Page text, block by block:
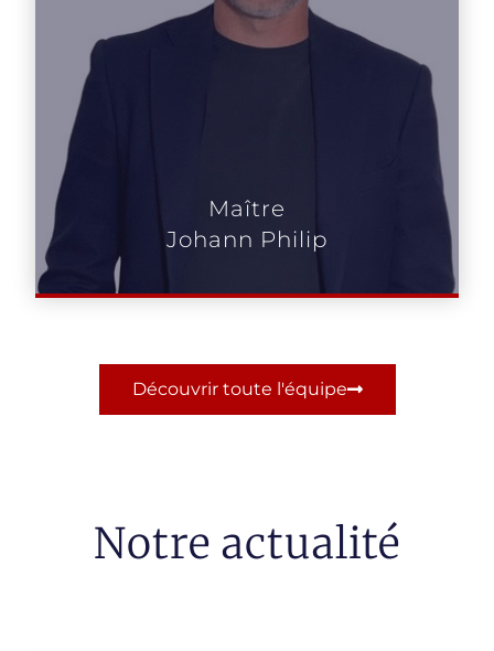
Maître
Johann Philip
Découvrir toute l'équipe
Notre actualité